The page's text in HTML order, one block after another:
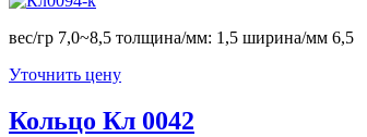
вес/гр 7,0~8,5 толщина/мм: 1,5 ширина/мм 6,5
Уточнить цену
Кольцо Кл 0042